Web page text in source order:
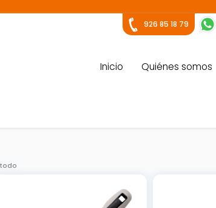
926 85 18 79
Inicio Quiénes somos